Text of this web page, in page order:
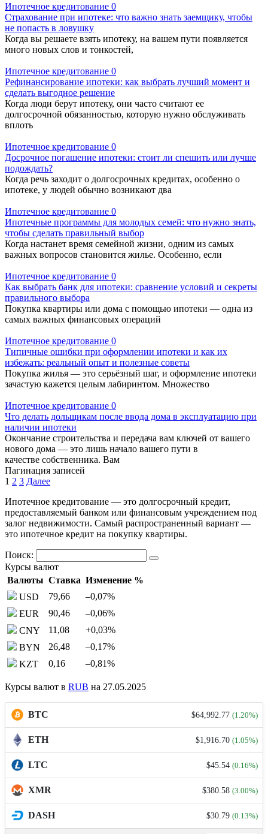
Ипотечное кредитование 0
Страхование при ипотеке: что важно знать заемщику, чтобы
не попасть в ловушку
Когда вы решаете взять ипотеку, на вашем пути появляется
много новых слов и тонкостей,
Ипотечное кредитование 0
Рефинансирование ипотеки: как выбрать лучший момент и
сделать выгодное решение
Когда люди берут ипотеку, они часто считают ее
долгосрочной обязанностью, которую нужно обслуживать
вплоть
Ипотечное кредитование 0
Досрочное погашение ипотеки: стоит ли спешить или лучше
подождать?
Когда речь заходит о долгосрочных кредитах, особенно о
ипотеке, у людей обычно возникают два
Ипотечное кредитование 0
Ипотечные программы для молодых семей: что нужно знать,
чтобы сделать правильный выбор
Когда настанет время семейной жизни, одним из самых
важных вопросов становится жилье. Особенно, если
Ипотечное кредитование 0
Как выбрать банк для ипотеки: сравнение условий и секреты
правильного выбора
Покупка квартиры или дома с помощью ипотеки — одна из
самых важных финансовых операций
Ипотечное кредитование 0
Типичные ошибки при оформлении ипотеки и как их
избежать: реальный опыт и полезные советы
Покупка жилья — это серьёзный шаг, и оформление ипотеки
зачастую кажется целым лабиринтом. Множество
Ипотечное кредитование 0
Что делать дольщикам после ввода дома в эксплуатацию при
наличии ипотеки
Окончание строительства и передача вам ключей от вашего
нового дома — это лишь начало вашего пути в
качестве собственника. Вам
Пагинация записей
1 2 3 Далее
Ипотечное кредитование — это долгосрочный кредит,
предоставляемый банком или финансовым учреждением под
залог недвижимости. Самый распространенный вариант —
это ипотечное кредит на покупку квартиры.
Поиск:
Курсы валют
Валюты Ставка Изменение %
USD
79,66 –0,07%
EUR
90,46 –0,06%
CNY
11,08 +0,03%
BYN
26,48 –0,17%
KZT
0,16 –0,81%
Курсы валют в RUB на 27.05.2025
BTC $64,992.77 (1.20%)
ETH $1,916.70 (1.05%)
LTC $45.54 (0.16%)
XMR $380.58 (3.00%)
DASH $30.79 (0.13%)